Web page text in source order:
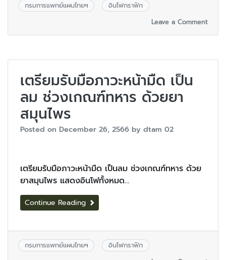
กรมการแพทย์แผนไทยฯ
อินโฟกราฟิก
Leave a Comment
เตรียมรับมือภาวะหน้ามืด เป็น
ลม ช่วงเกณฑ์ทหาร ด้วยยา
สมุนไพร
Posted on December 26, 2566 by dtam 02
เตรียมรับมือภาวะหน้ามืด เป็นลม ช่วงเกณฑ์ทหาร ด้วย
ยาสมุนไพร แสดงอินโฟทั้งหมด…
Continue Reading
กรมการแพทย์แผนไทยฯ
อินโฟกราฟิก